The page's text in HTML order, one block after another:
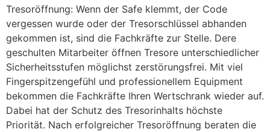
Tresoröffnung: Wenn der Safe klemmt, der Code
vergessen wurde oder der Tresorschlüssel abhanden
gekommen ist, sind die Fachkräfte zur Stelle. Dere
geschulten Mitarbeiter öffnen Tresore unterschiedlicher
Sicherheitsstufen möglichst zerstörungsfrei. Mit viel
Fingerspitzengefühl und professionellem Equipment
bekommen die Fachkräfte Ihren Wertschrank wieder auf.
Dabei hat der Schutz des Tresorinhalts höchste
Priorität. Nach erfolgreicher Tresoröffnung beraten die